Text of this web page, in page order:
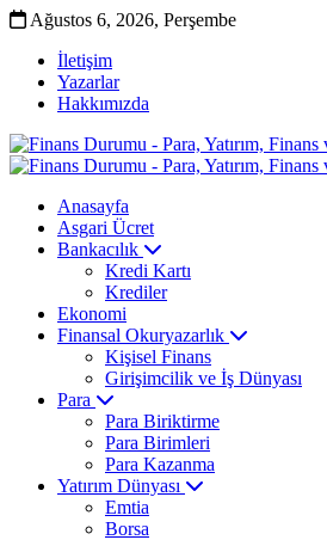
Ağustos 6, 2026, Perşembe
İletişim
Yazarlar
Hakkımızda
Anasayfa
Asgari Ücret
Bankacılık
Kredi Kartı
Krediler
Ekonomi
Finansal Okuryazarlık
Kişisel Finans
Girişimcilik ve İş Dünyası
Para
Para Biriktirme
Para Birimleri
Para Kazanma
Yatırım Dünyası
Emtia
Borsa